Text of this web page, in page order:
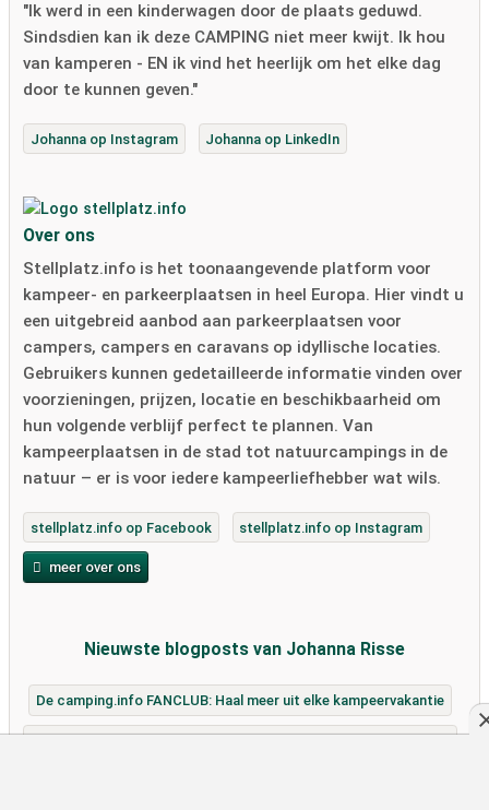
"Ik werd in een kinderwagen door de plaats geduwd.
Sindsdien kan ik deze CAMPING niet meer kwijt. Ik hou
van kamperen - EN ik vind het heerlijk om het elke dag
door te kunnen geven."
Johanna op Instagram Johanna op LinkedIn
Over ons
Stellplatz.info is het toonaangevende platform voor
kampeer- en parkeerplaatsen in heel Europa. Hier vindt u
een uitgebreid aanbod aan parkeerplaatsen voor
campers, campers en caravans op idyllische locaties.
Gebruikers kunnen gedetailleerde informatie vinden over
voorzieningen, prijzen, locatie en beschikbaarheid om
hun volgende verblijf perfect te plannen. Van
kampeerplaatsen in de stad tot natuurcampings in de
natuur – er is voor iedere kampeerliefhebber wat wils.
stellplatz.info op Facebook stellplatz.info op Instagram
meer over ons
Nieuwste blogposts van Johanna Risse
De camping.info FANCLUB: Haal meer uit elke kampeervakantie
Reizen door Oostenrijk met de camper: vignetten, tolheffingen